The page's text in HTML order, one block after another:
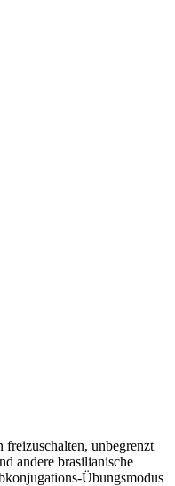
unbegrenzt
andere brasilianische
Übungsmodus